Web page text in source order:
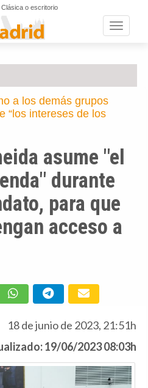
Clásica o escritorio
Toggle
a los demás grupos
“los intereses de los
asume "el
durante
para que
acceso a
18 de junio de 2023, 21:51h
19/06/2023 08:03h